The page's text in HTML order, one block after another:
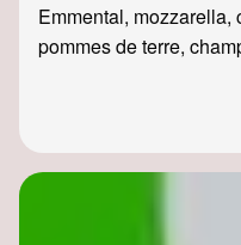
Emmental, mozzarella,
pommes de terre,